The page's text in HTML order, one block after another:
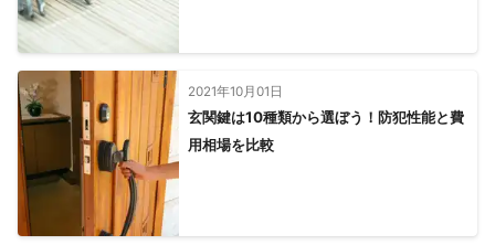
2021年10月01日
玄関鍵は10種類から選ぼう！防犯性能と費
用相場を比較